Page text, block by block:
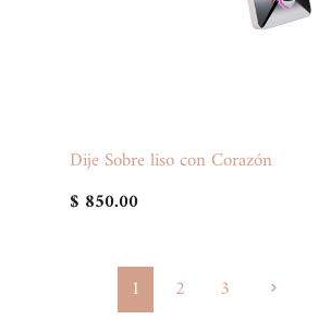
Dije Sobre liso con Corazón
$ 850.00
1 2 3